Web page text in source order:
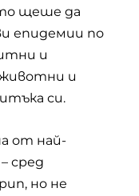
щеше да
епидемии по
и
и
си.
от най-
сред
но не